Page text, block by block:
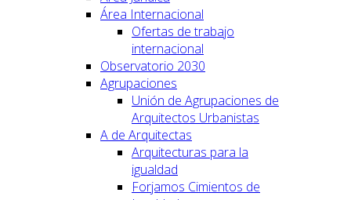
Área Internacional
Ofertas de trabajo
internacional
Observatorio 2030
Agrupaciones
Unión de Agrupaciones de
Arquitectos Urbanistas
A de Arquitectas
Arquitecturas para la
igualdad
Forjamos Cimientos de